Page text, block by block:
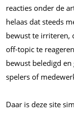
reacties onder de
helaas dat steeds
bewust te irriteren,
off-topic te
bewust beledigd
spelers of
Daar is deze site